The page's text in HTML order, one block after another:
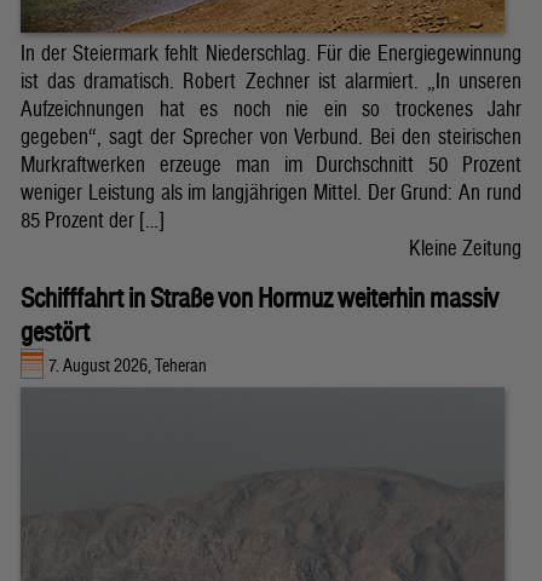
In der Steiermark fehlt Niederschlag. Für die Energiegewinnung
ist das dramatisch. Robert Zechner ist alarmiert. „In unseren
Aufzeichnungen hat es noch nie ein so trockenes Jahr
gegeben“, sagt der Sprecher von Verbund. Bei den steirischen
Murkraftwerken erzeuge man im Durchschnitt 50 Prozent
weniger Leistung als im langjährigen Mittel. Der Grund: An rund
85 Prozent der […]
Kleine Zeitung
Schifffahrt in Straße von Hormuz weiterhin massiv
gestört
7. August 2026, Teheran